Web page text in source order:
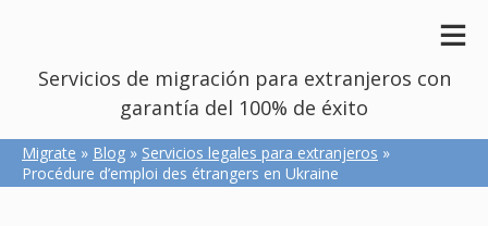
Servicios de migración para extranjeros con
garantía del 100% de éxito
Migrate » Blog » Servicios legales para extranjeros »
Procédure d’emploi des étrangers en Ukraine